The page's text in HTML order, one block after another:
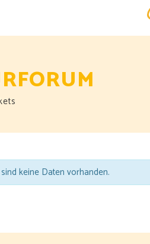
keine Daten vorhanden.